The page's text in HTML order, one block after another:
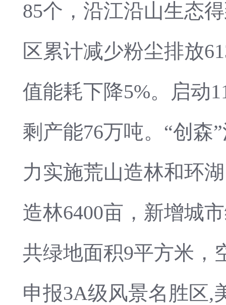
85个，沿江沿山生态
区累计减少粉尘排放
值能耗下降5%。启动
剩产能76万吨。“创森
力实施荒山造林和环
造林6400亩，新增城
共绿地面积9平方米，
申报3A级风景名胜区,